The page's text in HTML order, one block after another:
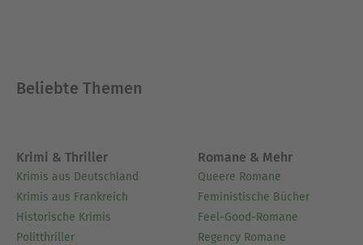
Beliebte Themen
Krimi & Thriller
Krimis aus Deutschland
Krimis aus Frankreich
Historische Krimis
Politthriller
Romane & Mehr
Queere Romane
Feministische Bücher
Feel-Good-Romane
Regency Romane